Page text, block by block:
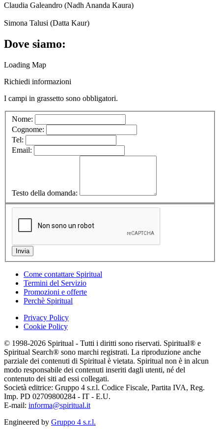
Claudia Galeandro (Nadh Ananda Kaura)
Simona Talusi (Datta Kaur)
Dove siamo:
Loading Map
Richiedi informazioni
I campi in grassetto sono obbligatori.
Nome:
Cognome:
Tel:
Email:
Testo della domanda:
Come contattare Spiritual
Termini del Servizio
Promozioni e offerte
Perchè Spiritual
Privacy Policy
Cookie Policy
© 1998-2026 Spiritual - Tutti i diritti sono riservati. Spiritual® e
Spiritual Search® sono marchi registrati. La riproduzione anche
parziale dei contenuti di Spiritual è vietata. Spiritual non è in alcun
modo responsabile dei contenuti inseriti dagli utenti, né del
contenuto dei siti ad essi collegati.
Società editrice: Gruppo 4 s.r.l. Codice Fiscale, Partita IVA, Reg.
Imp. PD 02709800284 - IT - E.U.
E-mail: informa@spiritual.it
Engineered by Gruppo 4 s.r.l.